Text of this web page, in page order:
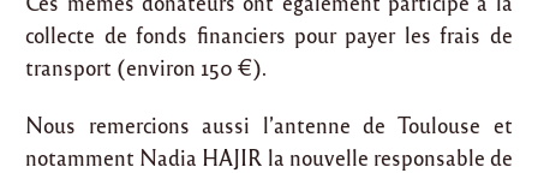
collecte de fonds financiers pour payer les frais de
transport (environ 150 €).
Nous remercions aussi l’antenne de Toulouse et
notamment Nadia HAJIR la nouvelle responsable de